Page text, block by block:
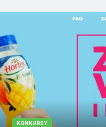
KONKURSY